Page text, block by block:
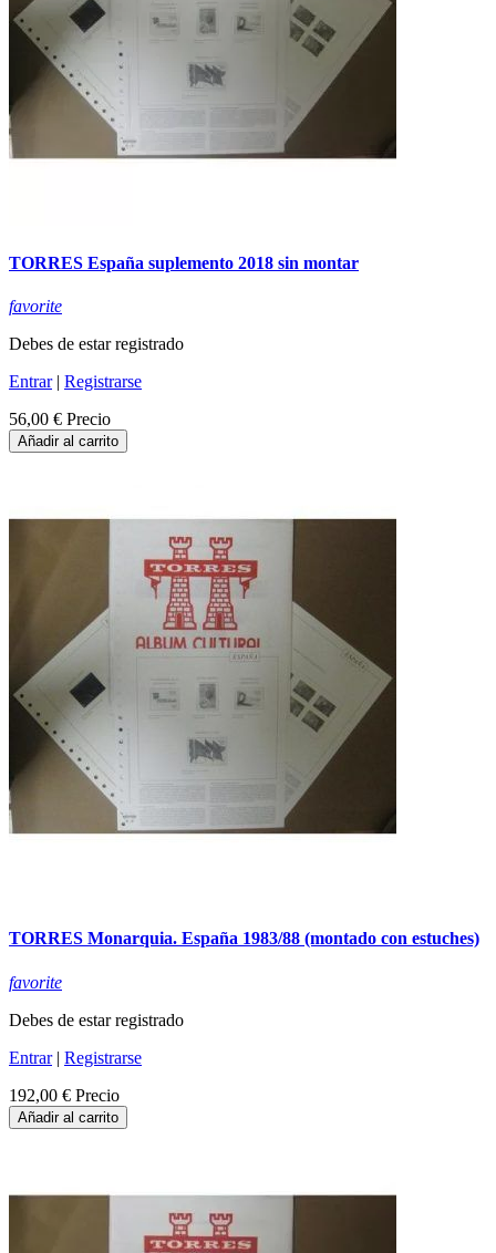
TORRES España suplemento 2018 sin montar
favorite
Debes de estar registrado
Entrar| Registrarse
56,00 € Precio
Añadir al carrito
TORRES Monarquia. España 1983/88 (montado con estuches)
favorite
Debes de estar registrado
Entrar| Registrarse
192,00 € Precio
Añadir al carrito